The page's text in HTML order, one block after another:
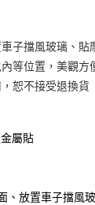
灣大哥大用戶可立
分期的期數、繳款
用金額請依後續交
確認交易或遇審核
況，表示未達大哥
之後才付款」的支
需綁卡、不需儲值。
認證，即可結帳。
後，再付款。
供之點數服務，可
用 Hami Point 折抵
子擋風玻璃、貼
等位置，美觀方
恕不接受退換貨
屬貼
、放置車子擋風